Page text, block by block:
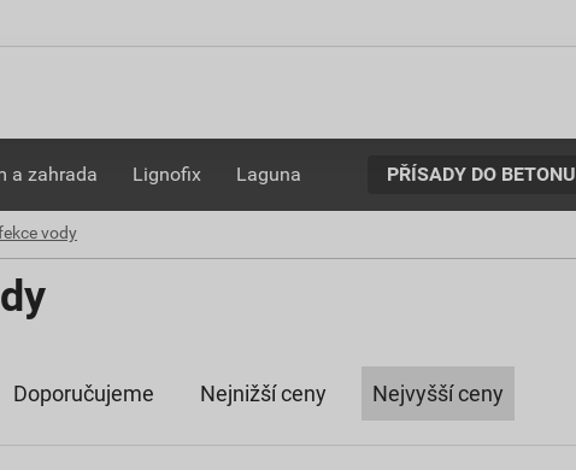
a zahrada Lignofix Laguna PŘÍSADY DO BETONU
vody
Doporučujeme Nejnižší ceny Nejvyšší ceny